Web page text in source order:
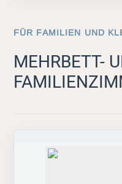
FÜR FAMILIEN UND
MEHRBETT-